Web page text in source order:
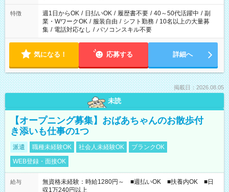
特徴 週1日からOK / 日払いOK / 履歴書不要 / 40～50代活躍中 / 副
業・WワークOK / 服装自由 / シフト勤務 / 10名以上の大量募
集 / 電話対応なし / パソコンスキル不要
気になる！ 応募する 詳細へ
掲載日：2026.08.05
未読
【オープニング募集】おばあちゃんのお散歩付
き添いも仕事の1つ
派遣 職種未経験OK 社会人未経験OK
ブランクOK
WEB登録・面接OK
給与
無資格未経験：時給1280円～ ■週払いOK ■扶養内OK ■日
収1万240円以上